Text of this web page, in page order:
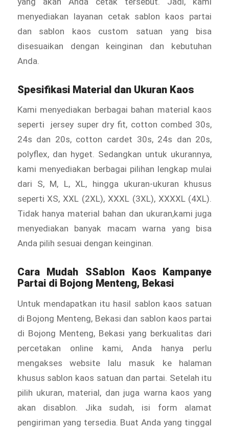
menyediakan layanan cetak sablon kaos partai
dan sablon kaos custom satuan yang bisa
disesuaikan dengan keinginan dan kebutuhan
Anda.
Spesifikasi Material dan Ukuran Kaos
Kami menyediakan berbagai bahan material kaos
seperti jersey super dry fit, cotton combed 30s,
24s dan 20s, cotton cardet 30s, 24s dan 20s,
polyflex, dan hyget. Sedangkan untuk ukurannya,
kami menyediakan berbagai pilihan lengkap mulai
dari S, M, L, XL, hingga ukuran-ukuran khusus
seperti XS, XXL (2XL), XXXL (3XL), XXXXL (4XL).
Tidak hanya material bahan dan ukuran,kami juga
menyediakan banyak macam warna yang bisa
Anda pilih sesuai dengan keinginan.
Cara Mudah SSablon Kaos Kampanye
Partai di Bojong Menteng, Bekasi
Untuk mendapatkan itu hasil sablon kaos satuan
di Bojong Menteng, Bekasi dan sablon kaos partai
di Bojong Menteng, Bekasi yang berkualitas dari
percetakan online kami, Anda hanya perlu
mengakses website lalu masuk ke halaman
khusus sablon kaos satuan dan partai. Setelah itu
pilih ukuran, material, dan juga warna kaos yang
akan disablon. Jika sudah, isi form alamat
pengiriman yang tersedia. Buat Anda yang tinggal